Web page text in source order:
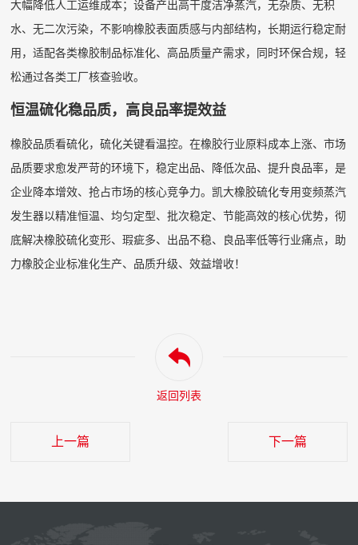
大幅降低人工运维成本；设备产出高干度洁净蒸汽，无杂质、无积
水、无二次污染，不影响橡胶表面质感与内部结构，长期运行稳定耐
用，适配各类橡胶制品标准化、高品质量产需求，同时环保合规，轻
松通过各类工厂核查验收。
恒温硫化稳品质，高良品率提效益
橡胶品质看硫化，硫化关键看温控。在橡胶行业原料成本上涨、市场
品质要求愈发严苛的环境下，稳定出品、降低次品、提升良品率，是
企业降本增效、抢占市场的核心竞争力。凯大橡胶硫化专用变频蒸汽
发生器以精准恒温、均匀定型、批次稳定、节能高效的核心优势，彻
底解决橡胶硫化变形、瑕疵多、出品不稳、良品率低等行业痛点，助
力橡胶企业标准化生产、品质升级、效益增收！
返回列表
上一篇 下一篇